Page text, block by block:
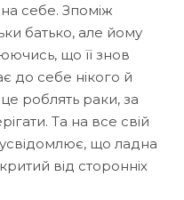
себе. Зпоміж
батько, але йому
що її знов
до себе нікого й
роблять раки, за
Та на все свій
усвідомлює, що ладна
від сторонніх